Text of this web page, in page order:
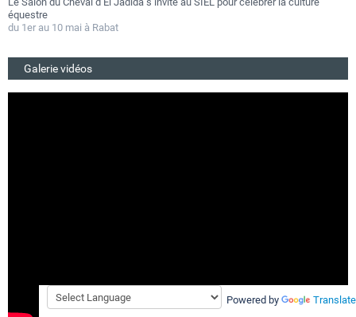
équestre
du 1er au 10 mai à Rabat
Galerie vidéos
Powered by Translate